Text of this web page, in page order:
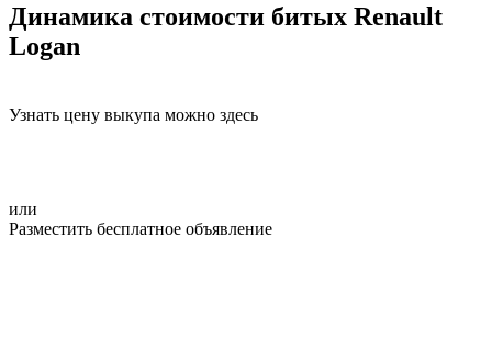
Динамика стоимости битых Renault
Logan
Узнать цену выкупа можно здесь
или
Разместить бесплатное объявление